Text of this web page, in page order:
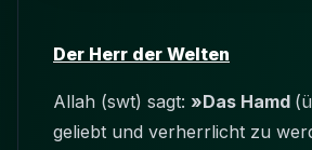
Der Herr der Welten
Allah (swt) sagt: »Das Hamd
geliebt und verherrlicht zu